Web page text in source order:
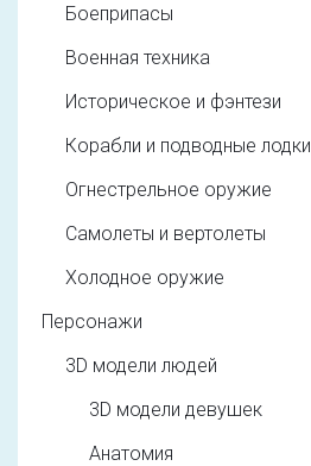
Боеприпасы
Военная техника
Историческое и фэнтези
Корабли и подводные лодки
Огнестрельное оружие
Самолеты и вертолеты
Холодное оружие
Персонажи
3D модели людей
3D модели девушек
Анатомия